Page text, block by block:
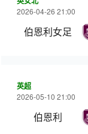
2026-04-26 21:00
伯恩利女足
英超
2026-05-10 21:00
伯恩利